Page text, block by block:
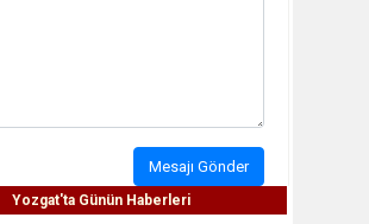
Mesajı Gönder
Yozgat'ta Günün Haberleri